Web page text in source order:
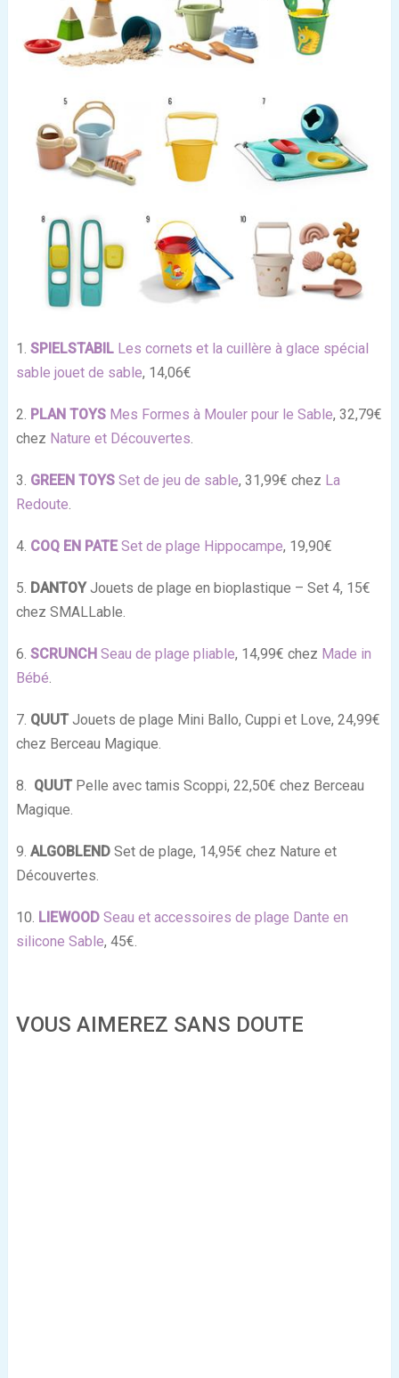
1. SPIELSTABILLes cornets et la cuillère à glace spécial
sable jouet de sable, 14,06€
2. PLAN TOYSMes Formes à Mouler pour le Sable, 32,79€
chez Nature et Découvertes
3. GREEN TOYSSet de jeu de sable, 31,99€ chez La
Redoute
4. COQ EN PATESet de plage Hippocampe, 19,90€
5. DANTOYJouets de plage en bioplastique – Set 4, 15€
chez SMALLable.
6. SCRUNCHSeau de plage pliable, 14,99€ chez Made in
Bébé
7. QUUTJouets de plage Mini Ballo, Cuppi et Love, 24,99€
chez Berceau Magique.
8. QUUTPelle avec tamis Scoppi, 22,50€ chez Berceau
Magique.
9. ALGOBLENDSet de plage, 14,95€ chez Nature et
Découvertes.
10. LIEWOODSeau et accessoires de plage Dante en
silicone Sable, 45€.
VOUS AIMEREZ SANS DOUTE